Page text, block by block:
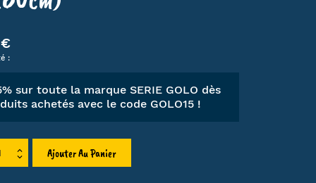
:
sur toute la marque SERIE GOLO dès
achetés avec le code GOLO15!
Ajouter Au Panier